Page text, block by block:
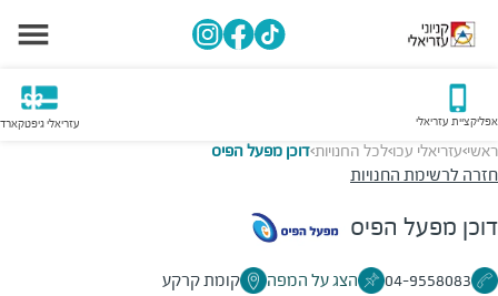
אפליקציית עזריאלי עזריאלי גיפטקארד
ראשי>עזריאלי עכו>לכל החנויות>דוכן מפעל הפיס
חזרה לרשימת החנויות
דוכן מפעל הפיס
04-9558083 הצג על המפה קומת קרקע